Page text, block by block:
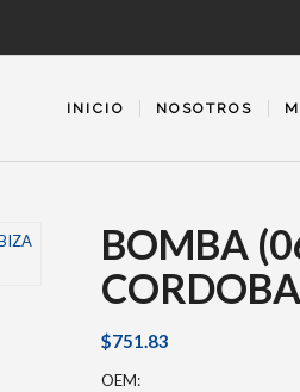
INICIO NOSOTROS
BOMBA
$751.83
OEM: